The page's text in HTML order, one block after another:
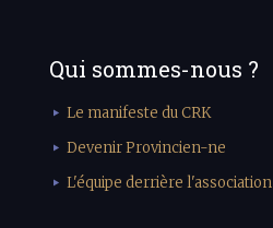
Qui sommes-nous ?
Le manifeste du CRK
Devenir Provincien-ne
L'équipe derrière l'association